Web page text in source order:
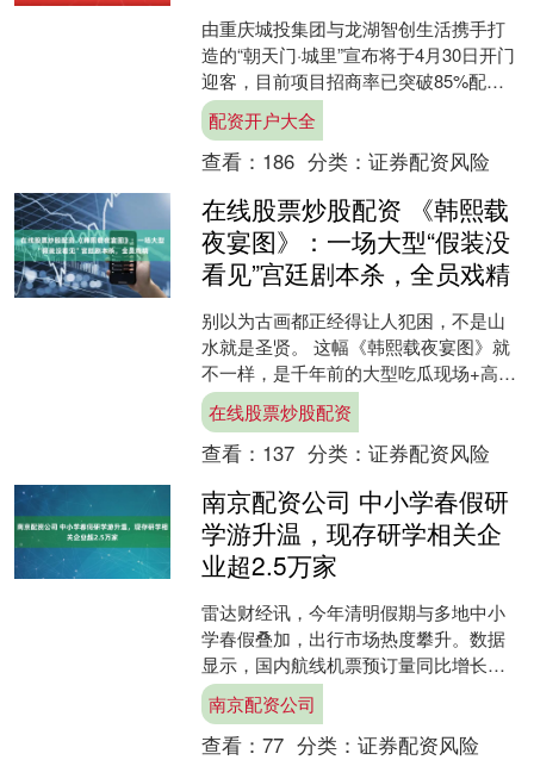
由重庆城投集团与龙湖智创生活携手打
造的“朝天门·城里”宣布将于4月30日开门
迎客，目前项目招商率已突破85%配资
开户大全，首批入驻品牌已进入装修冲
刺阶段。 项目....
配资开户大全
查看： 186 分类： 证券配资风险
在线股票炒股配资 《韩熙载
夜宴图》：一场大型“假装没
看见”宫廷剧本杀，全员戏精
别以为古画都正经得让人犯困，不是山
水就是圣贤。 这幅《韩熙载夜宴图》就
不一样，是千年前的大型吃瓜现场+高能
职场谍战片。 没有晦涩典故，全员假装
淡定，心里全是戏，....
在线股票炒股配资
查看： 137 分类： 证券配资风险
南京配资公司 中小学春假研
学游升温，现存研学相关企
业超2.5万家
雷达财经讯，今年清明假期与多地中小
学春假叠加，出行市场热度攀升。数据
显示，国内航线机票预订量同比增长
20%，各地围绕春假推出特色研学活
动，为孩子们打造充实假期。....
南京配资公司
查看： 77 分类： 证券配资风险